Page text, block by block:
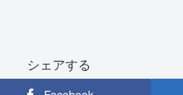
シェアする